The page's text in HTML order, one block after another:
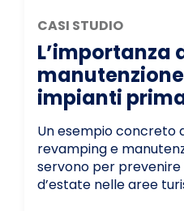
CASI STUDIO
L’importanza
impianti
Un esempio concreto
revamping e
servono per
d’estate nelle aree